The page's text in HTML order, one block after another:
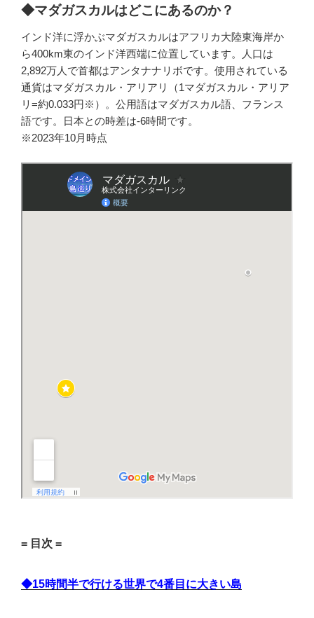
◆マダガスカルはどこにあるのか？
インド洋に浮かぶマダガスカルはアフリカ大陸東海岸か
ら400km東のインド洋西端に位置しています。人口は
2,892万人で首都はアンタナナリボです。使用されている
通貨はマダガスカル・アリアリ（1マダガスカル・アリア
リ=約0.033円※）。公用語はマダガスカル語、フランス
語です。日本との時差は-6時間です。
※2023年10月時点
= 目次 =
◆15時間半で行ける世界で4番目に大きい島